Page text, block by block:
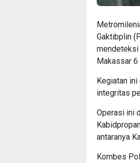
Gaktibplin
mendeteksi
Makassar
Kegiatan
integritas
Operasi ini
antaranya
Kombes